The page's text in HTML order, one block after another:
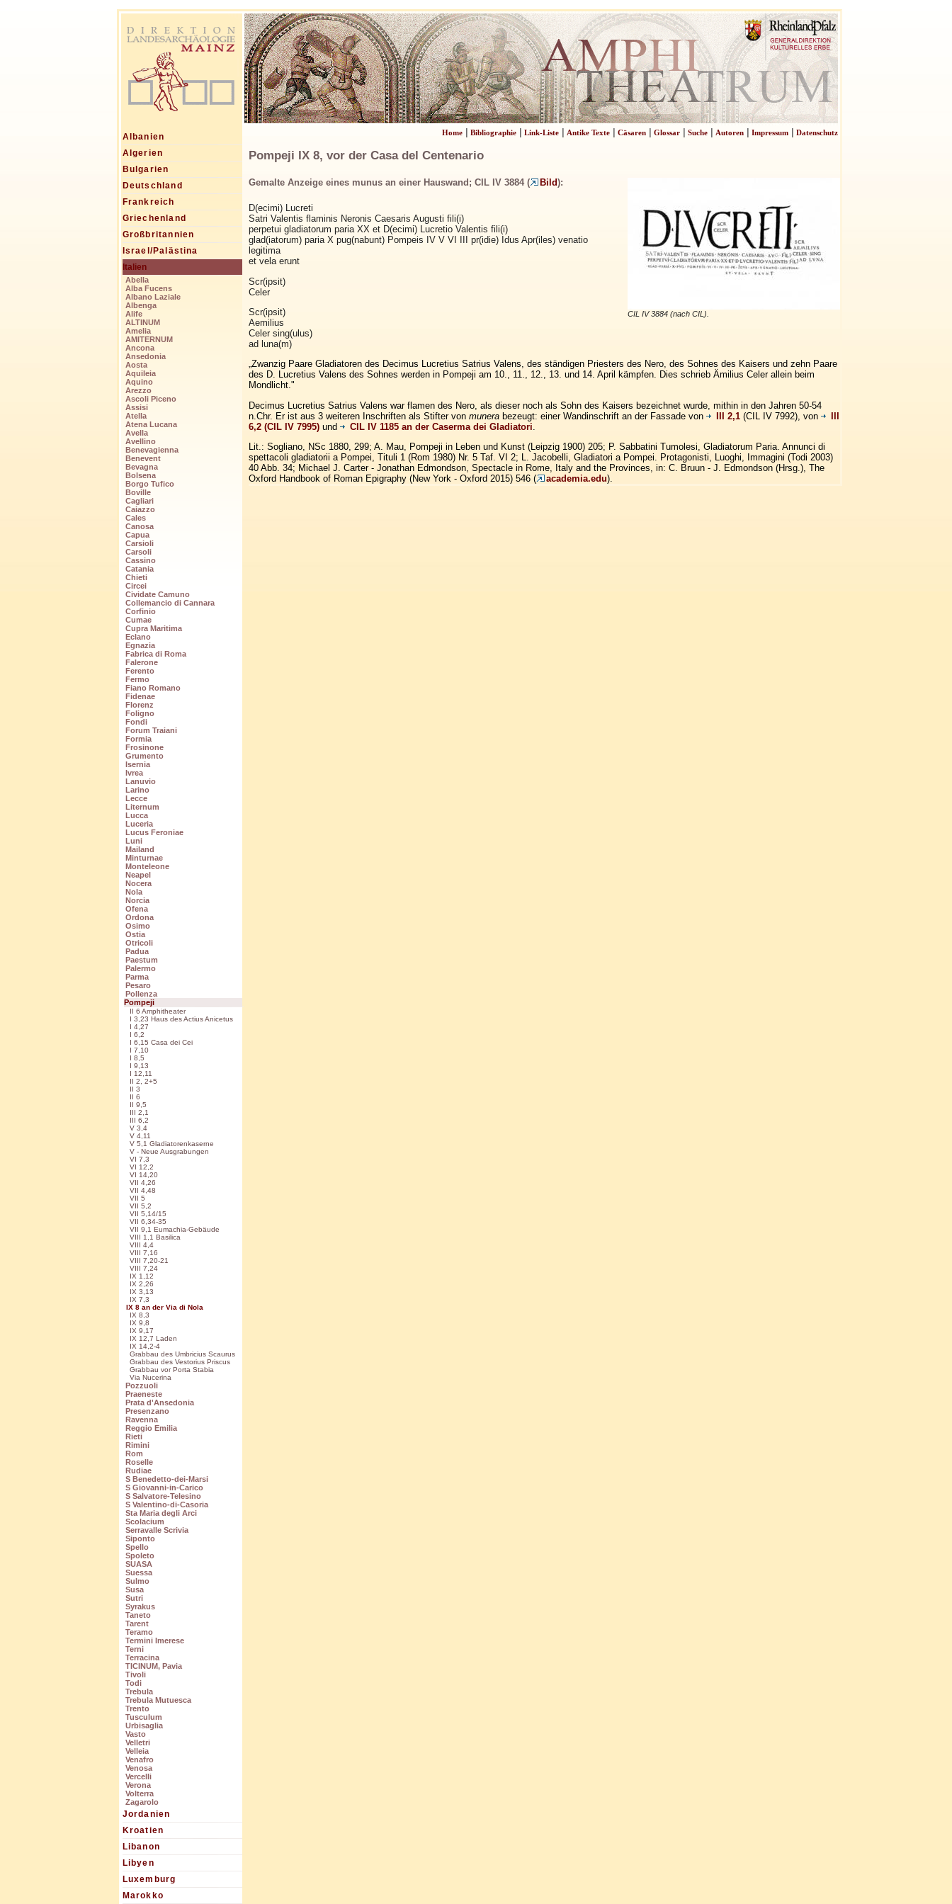
Albanien
Algerien
Bulgarien
Deutschland
Frankreich
Griechenland
Großbritannien
Israel/Palästina
Italien
Abella
Alba Fucens
Albano Laziale
Albenga
Alife
ALTINUM
Amelia
AMITERNUM
Ancona
Ansedonia
Aosta
Aquileia
Aquino
Arezzo
Ascoli Piceno
Assisi
Atella
Atena Lucana
Avella
Avellino
Benevagienna
Benevent
Bevagna
Bolsena
Borgo Tufico
Boville
Cagliari
Caiazzo
Cales
Canosa
Capua
Carsioli
Carsoli
Cassino
Catania
Chieti
Circei
Cividate Camuno
Collemancio di Cannara
Corfinio
Cumae
Cupra Maritima
Eclano
Egnazia
Fabrica di Roma
Falerone
Ferento
Fermo
Fiano Romano
Fidenae
Florenz
Foligno
Fondi
Forum Traiani
Formia
Frosinone
Grumento
Isernia
Ivrea
Lanuvio
Larino
Lecce
Liternum
Lucca
Luceria
Lucus Feroniae
Luni
Mailand
Minturnae
Monteleone
Neapel
Nocera
Nola
Norcia
Ofena
Ordona
Osimo
Ostia
Otricoli
Padua
Paestum
Palermo
Parma
Pesaro
Pollenza
Pompeji
II 6 Amphitheater
I 3,23 Haus des Actius Anicetus
I 4,27
I 6,2
I 6,15 Casa dei Cei
I 7,10
I 8,5
I 9,13
I 12,11
II 2, 2+5
II 3
II 6
II 9,5
III 2,1
III 6,2
V 3,4
V 4,11
V 5,1 Gladiatorenkaserne
V - Neue Ausgrabungen
VI 7,3
VI 12,2
VI 14,20
VII 4,26
VII 4,48
VII 5
VII 5,2
VII 5,14/15
VII 6,34-35
VII 9,1 Eumachia-Gebäude
VIII 1,1 Basilica
VIII 4,4
VIII 7,16
VIII 7,20-21
VIII 7,24
IX 1,12
IX 2,26
IX 3,13
IX 7,3
IX 8 an der Via di Nola
IX 8,3
IX 9,8
IX 9,17
IX 12,7 Laden
IX 14,2-4
Grabbau des Umbricius Scaurus
Grabbau des Vestorius Priscus
Grabbau vor Porta Stabia
Via Nucerina
Pozzuoli
Praeneste
Prata d'Ansedonia
Presenzano
Ravenna
Reggio Emilia
Rieti
Rimini
Rom
Roselle
Rudiae
S Benedetto-dei-Marsi
S Giovanni-in-Carico
S Salvatore-Telesino
S Valentino-di-Casoria
Sta Maria degli Arci
Scolacium
Serravalle Scrivia
Siponto
Spello
Spoleto
SUASA
Suessa
Sulmo
Susa
Sutri
Syrakus
Taneto
Tarent
Teramo
Termini Imerese
Terni
Terracina
TICINUM, Pavia
Tivoli
Todi
Trebula
Trebula Mutuesca
Trento
Tusculum
Urbisaglia
Vasto
Velletri
Velleia
Venafro
Venosa
Vercelli
Verona
Volterra
Zagarolo
Jordanien
Kroatien
Libanon
Libyen
Luxemburg
Marokko
Home| Bibliographie| Link-Liste| Antike Texte| Cäsaren| Glossar| Suche| Autoren| Impressum| Datenschutz
Pompeji IX 8, vor der Casa del Centenario
CIL IV 3884 (nach CIL).
Gemalte Anzeige eines munus an einer Hauswand; CIL IV 3884 ( Bild):
D(ecimi) Lucreti
Satri Valentis flaminis Neronis Caesaris Augusti fili(i)
perpetui gladiatorum paria XX et D(ecimi) Lucretio Valentis fili(i)
glad(iatorum) paria X pug(nabunt) Pompeis IV V VI III pr(idie) Idus Apr(iles) venatio
legitima
et vela erunt
Scr(ipsit)
Celer
Scr(ipsit)
Aemilius
Celer sing(ulus)
ad luna(m)
„Zwanzig Paare Gladiatoren des Decimus Lucretius Satrius Valens, des ständigen Priesters des Nero, des Sohnes des Kaisers und zehn Paare
des D. Lucretius Valens des Sohnes werden in Pompeji am 10., 11., 12., 13. und 14. April kämpfen. Dies schrieb Ämilius Celer allein beim
Mondlicht."
Decimus Lucretius Satrius Valens war flamen des Nero, als dieser noch als Sohn des Kaisers bezeichnet wurde, mithin in den Jahren 50-54
n.Chr. Er ist aus 3 weiteren Inschriften als Stifter von munerabezeugt: einer Wandinschrift an der Fassade von III 2,1(CIL IV 7992), von
III
6,2 (CIL IV 7995)und CIL IV 1185 an der Caserma dei Gladiatori
Lit.: Sogliano, NSc 1880, 299; A. Mau, Pompeji in Leben und Kunst (Leipzig 1900) 205; P. Sabbatini Tumolesi, Gladiatorum Paria. Annunci di
spettacoli gladiatorii a Pompei, Tituli 1 (Rom 1980) Nr. 5 Taf. VI 2; L. Jacobelli, Gladiatori a Pompei. Protagonisti, Luoghi, Immagini (Todi 2003)
40 Abb. 34; Michael J. Carter - Jonathan Edmondson, Spectacle in Rome, Italy and the Provinces, in: C. Bruun - J. Edmondson (Hrsg.), The
Oxford Handbook of Roman Epigraphy (New York - Oxford 2015) 546 (
academia.edu).